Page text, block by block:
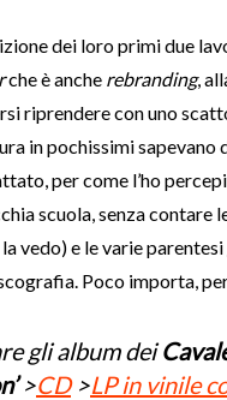
dei loro primi due
che è anche rebranding,
riprendere con uno
in pochissimi
per come l’ho
scuola, senza contare
vedo) e le varie parentesi
Poco importa,
gli album dei
>CD>LP in vinile